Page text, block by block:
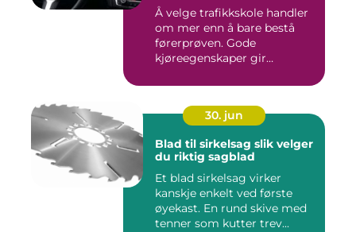
Å velge trafikkskole handler
om mer enn å bare bestå
førerprøven. Gode
kjøreegenskaper gir
30. jun
Blad til sirkelsag slik velger
du riktig sagblad
Et blad sirkelsag virker
kanskje enkelt ved første
øyekast. En rund skive med
tenner som kutter trev...